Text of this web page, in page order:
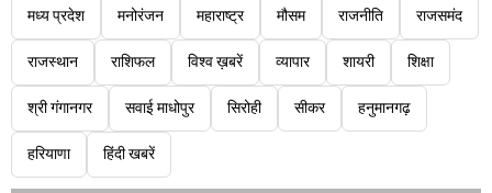
मध्य प्रदेश मनोरंजन महाराष्ट्र मौसम राजनीति राजसमंद
राजस्थान राशिफल विश्व ख़बरें व्यापार शायरी शिक्षा
श्री गंगानगर सवाई माधोपुर सिरोही सीकर हनुमानगढ़
हरियाणा हिंदी खबरें